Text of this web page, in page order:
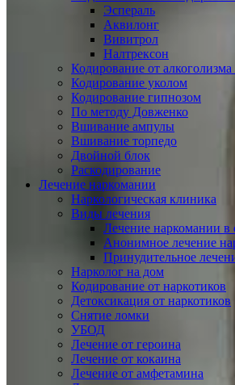
Эспераль
Аквилонг
Вивитрол
Налтрексон
Кодирование от
Кодирование уколом
Кодирование гипнозом
По методу Довженко
Вшивание ампулы
Вшивание торпедо
Двойной блок
Раскодирование
Лечение наркомании
Наркологическая клиника
Виды лечения
Лечение наркомании в
Анонимное лечение
Принудительное
Нарколог на дом
Кодирование от наркотиков
Детоксикация от наркотиков
Снятие ломки
УБОД
Лечение от героина
Лечение от кокаина
Лечение от амфетамина